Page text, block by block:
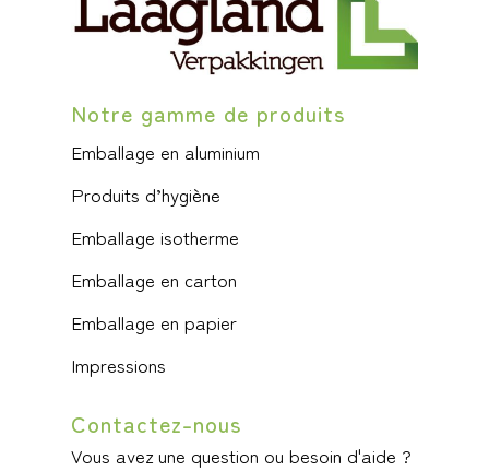
Notre gamme de produits
Emballage en aluminium
Produits d’hygiène
Emballage isotherme
Emballage en carton
Emballage en papier
Impressions
Contactez-nous
Vous avez une question ou besoin d'aide ?